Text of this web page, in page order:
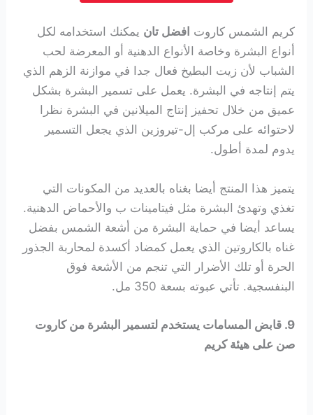
كريم الشمس كاروت افضل تان يمكنك استخدامه لكل
أنواع البشرة وخاصة الأنواع الدهنية أو المعرضة لحب
الشباب لأن زيت البطيخ فعال جدا في موازنة الزهم الذي
يتم إنتاجه في البشرة. يعمل على تسمير البشرة بشكل
عميق من خلال تحفيز إنتاج الميلانين في البشرة نظرا
لاحتوائه على مركب إل-تيروزين الذي يجعل التسمير
يدوم لمدة أطول.
يتميز هذا المنتج أيضا بغناه بالعديد من المكونات التي
تغذي وتهدئ البشرة مثل فيتامينات ب والأحماض الدهنية.
يساعد أيضا في حماية البشرة من أشعة الشمس بفضل
غناه بالكاروتين الذي يعمل كمضاد أكسدة لمحاربة الجذور
الحرة أو تلك الأضرار التي تنجم من الأشعة فوق
البنفسجية. تأتي عبوته بسعة 350 مل.
9. قابض المسامات يستخدم لتسمير البشرة من كاروت
صن على هيئة كريم